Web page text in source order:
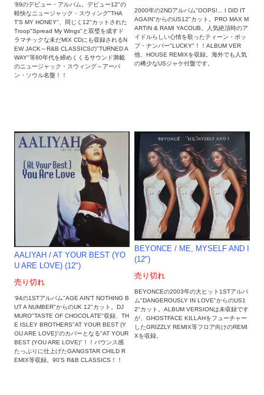
'89のデビュー・アルバム。デビュー12"の
軽快なニュージャック・スウィング"THA
T'S MY HONEY"、同じく12"カットされた
Troop"Spread My Wings"と双璧を成すド
ラマチックな未だMIX CDにも収録されるN
EW JACK～R&B CLASSICSの"TURNED A
WAY"等80年代を締めくくるサウンド満載
のニュージャック・スウィング～アーバ
ン・ソウル名盤！！
2000年の2NDアルバム"OOPS!... I DID IT
AGAIN"からのUS12"カット。PRO MAX M
ARTIN & RAMI YACOUB。人気絶頂時のア
イドルらしい心情を歌ったティーン・ポッ
プ・ナンバー"LUCKY"！！ALBUM VER
他、HOUSE REMIXを収録。海外でも人気
の稀少なUSジャケ付盤です。
AALIYAH / AT YOUR BEST (YO
U ARE LOVE) (12")
売り切れ
'94の1STアルバム"AGE AIN'T NOTHING B
UT A NUMBER"からのUK 12"カット。DJ
MURO"TASTE OF CHOCOLATE"収録、TH
E ISLEY BROTHERS"AT YOUR BEST (Y
OU ARE LOVE)"のカバーとなる"AT YOUR
BEST (YOU ARE LOVE)"！！バウンス感
たっぷりに仕上げたGANGSTAR CHILD R
EMIX等収録。90'S R&B CLASSICS！！
BEYONCE / ME, MYSELF AND I
(12")
売り切れ
BEYONCEの2003年の大ヒット1STアルバ
ム"DANGEROUSLY IN LOVE"からのUS1
2"カット。ALBUM VERSIONは未収録です
が、GHOSTFACE KILLAHをフューチャー
したGRIZZLY REMIX等フロア向けのREMI
Xを収録。